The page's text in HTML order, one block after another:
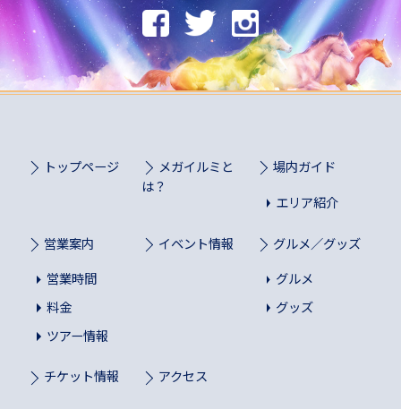
トップページ
メガイルミと
は？
場内ガイド
エリア紹介
営業案内
営業時間
料金
ツアー情報
イベント情報
グルメ／グッズ
グルメ
グッズ
チケット情報 アクセス